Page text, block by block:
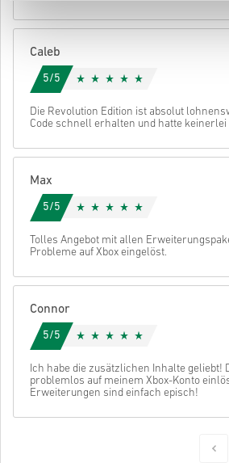
• Schließe deine Bestellung ab
Danach erhältst du eine E-Mail mit einem
Code.
Caleb
5/5
Die Revolution Edition ist absolut
Code schnell erhalten und hatte keinerlei
Max
5/5
Tolles Angebot mit allen
Probleme auf Xbox eingelöst.
Connor
5/5
Ich habe die zusätzlichen Inhalte geliebt!
problemlos auf meinem Xbox-Konto
Erweiterungen sind einfach episch!